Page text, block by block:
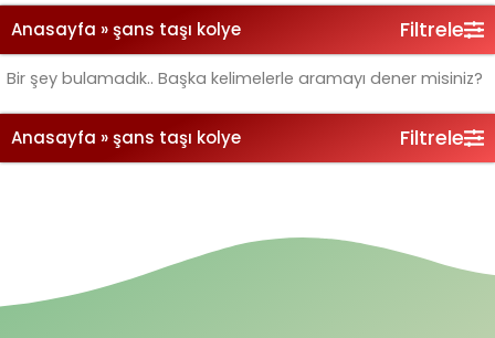
Anasayfa »şans taşı kolye Filtrele
Bir şey bulamadık.. Başka kelimelerle aramayı dener misiniz?
Anasayfa »şans taşı kolye Filtrele